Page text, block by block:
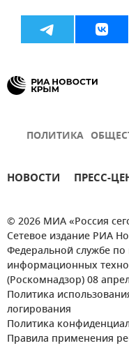
ПОЛИТИКА
НОВОСТИ ПРЕСС-
© 2026 МИА «Россия
Сетевое издание РИА
Федеральной службе по
информационных
(Роскомнадзор) 08
Политика
логирования
Политика
Правила применения